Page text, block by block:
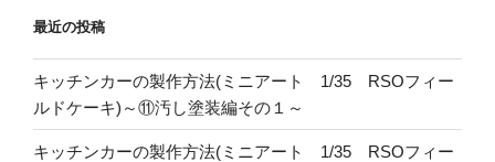
最近の投稿
キッチンカーの製作方法(ミニアート 1/35 RSOフィー
ルドケーキ)～⑪汚し塗装編その１～
キッチンカーの製作方法(ミニアート 1/35 RSOフィー